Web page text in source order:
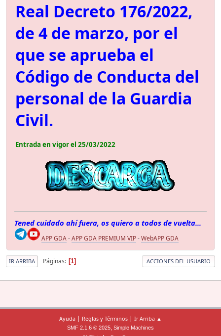
Real Decreto 176/2022,
de 4 de marzo, por el
que se aprueba el
Código de Conducta del
personal de la Guardia
Civil.
Entrada en vigor el 25/03/2022
Tened cuidado ahí fuera, os quiero a todos de vuelta...
APP GDA-APP GDA PREMIUM VIP-WebAPP GDA
IR ARRIBA Páginas 1 ACCIONES DEL USUARIO
Ayuda | Reglas y Términos | Ir Arriba ▲
SMF 2.1.6 © 2025, Simple Machines